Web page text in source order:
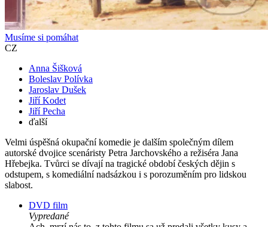
Musíme si pomáhat
CZ
Anna Šišková
Boleslav Polívka
Jaroslav Dušek
Jiří Kodet
Jiří Pecha
ďalší
Velmi úspěšná okupační komedie je dalším společným dílem
autorské dvojice scenáristy Petra Jarchovského a režiséra Jana
Hřebejka. Tvůrci se dívají na tragické období českých dějin s
odstupem, s komediální nadsázkou i s porozuměním pro lidskou
slabost.
DVD film
Vypredané